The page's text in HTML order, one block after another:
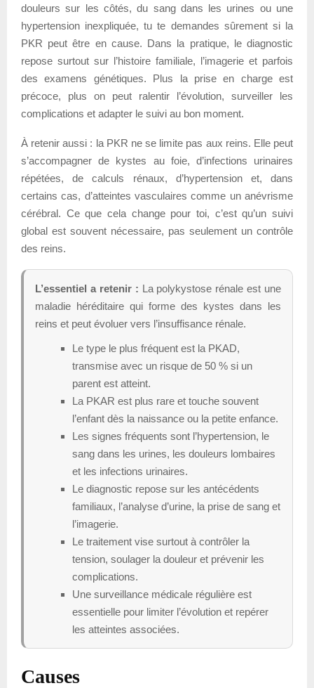
douleurs sur les côtés, du sang dans les urines ou une
hypertension inexpliquée, tu te demandes sûrement si la
PKR peut être en cause. Dans la pratique, le diagnostic
repose surtout sur l’histoire familiale, l’imagerie et parfois
des examens génétiques. Plus la prise en charge est
précoce, plus on peut ralentir l’évolution, surveiller les
complications et adapter le suivi au bon moment.
À retenir aussi : la PKR ne se limite pas aux reins. Elle peut
s’accompagner de kystes au foie, d’infections urinaires
répétées, de calculs rénaux, d’hypertension et, dans
certains cas, d’atteintes vasculaires comme un anévrisme
cérébral. Ce que cela change pour toi, c’est qu’un suivi
global est souvent nécessaire, pas seulement un contrôle
des reins.
L’essentiel a retenir : La polykystose rénale est une
maladie héréditaire qui forme des kystes dans les
reins et peut évoluer vers l’insuffisance rénale.
Le type le plus fréquent est la PKAD,
transmise avec un risque de 50 % si un
parent est atteint.
La PKAR est plus rare et touche souvent
l’enfant dès la naissance ou la petite enfance.
Les signes fréquents sont l’hypertension, le
sang dans les urines, les douleurs lombaires
et les infections urinaires.
Le diagnostic repose sur les antécédents
familiaux, l’analyse d’urine, la prise de sang et
l’imagerie.
Le traitement vise surtout à contrôler la
tension, soulager la douleur et prévenir les
complications.
Une surveillance médicale régulière est
essentielle pour limiter l’évolution et repérer
les atteintes associées.
Causes